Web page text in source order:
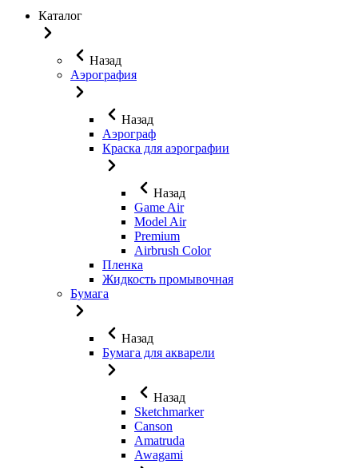
Каталог
Назад
Аэрография
Назад
Аэрограф
Краска для аэрографии
Назад
Game Air
Model Air
Premium
Airbrush Color
Пленка
Жидкость промывочная
Бумага
Назад
Бумага для акварели
Назад
Sketchmarker
Canson
Amatruda
Awagami